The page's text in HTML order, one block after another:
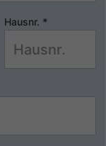
Hausnr. *